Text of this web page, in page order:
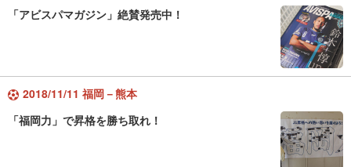
「アビスパマガジン」絶賛発売中！
2018/11/11 福岡－熊本
「福岡力」で昇格を勝ち取れ！